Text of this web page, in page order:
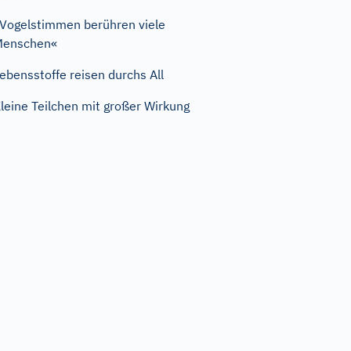
berühren viele
reisen durchs All
Teilchen mit großer Wirkung